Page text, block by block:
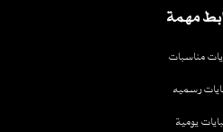
مهمة
مناسبات
رسميه
يومية